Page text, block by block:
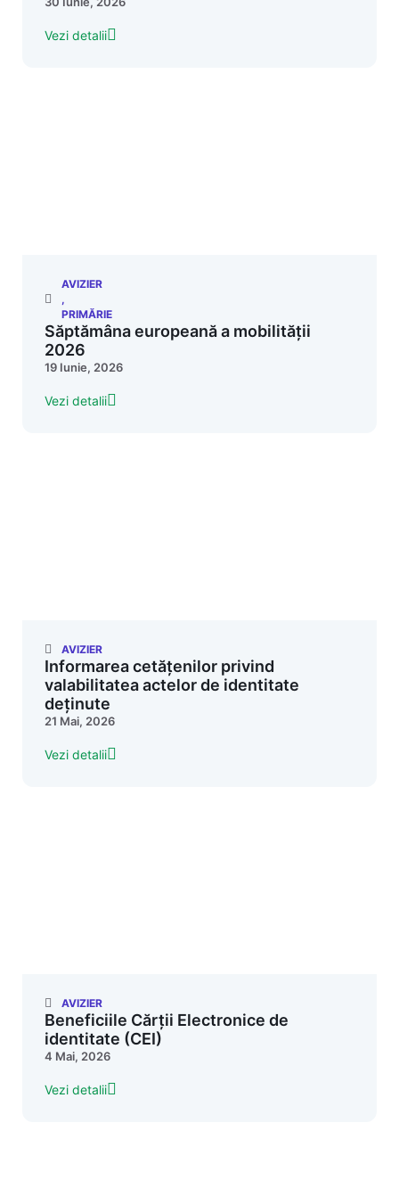
Vezi detalii
AVIZIER
,
PRIMĂRIE
Săptămâna europeană a mobilității
2026
19 Iunie, 2026
Vezi detalii
AVIZIER
Informarea cetățenilor privind
valabilitatea actelor de identitate
deținute
21 Mai, 2026
Vezi detalii
AVIZIER
Beneficiile Cărții Electronice de
identitate (CEI)
4 Mai, 2026
Vezi detalii